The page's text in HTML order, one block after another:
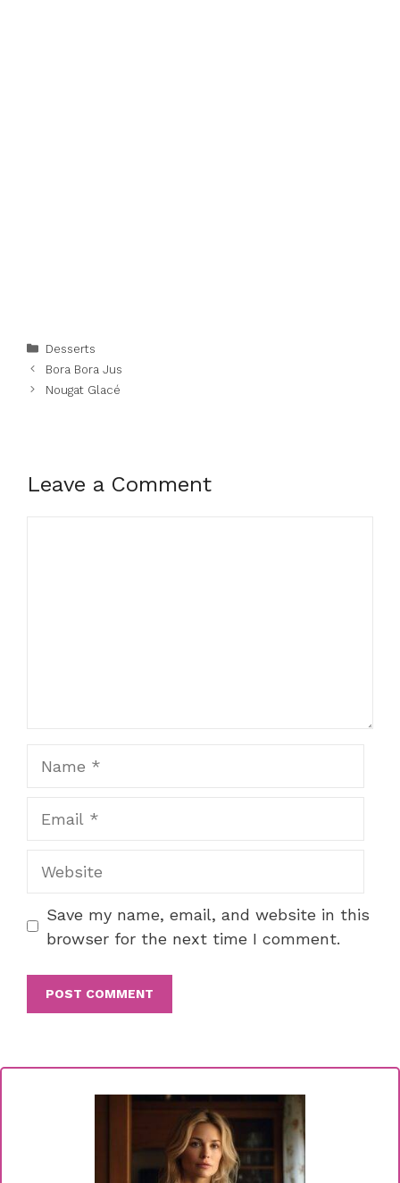
Categories
Desserts
Bora Bora Jus
Nougat Glacé
Leave a Comment
Save my name, email, and website in this
browser for the next time I comment.